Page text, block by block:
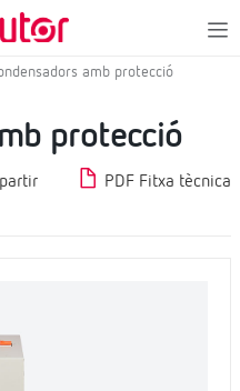
amb protecció
protecció
PDF Fitxa tècnica